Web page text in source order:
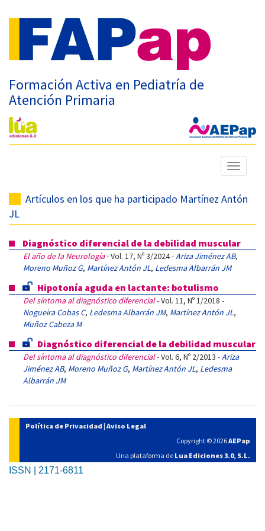
Formación Activa en Pediatría de
Atención Primaria
Mostrar
menú
Artículos en los que ha participado Martínez Antón
JL
Diagnóstico diferencial de la debilidad muscular
El año de la Neurología- Vol. 17, Nº 3/2024 -Ariza Jiménez AB,
Moreno Muñoz G, Martínez Antón JL, Ledesma Albarrán JM
Hipotonía aguda en lactante: botulismo
Del síntoma al diagnóstico diferencial- Vol. 11, Nº 1/2018 -
Nogueira Cobas C, Ledesma Albarrán JM, Martínez Antón JL,
Muñoz Cabeza M
Diagnóstico diferencial de la debilidad muscular
Del síntoma al diagnóstico diferencial- Vol. 6, Nº 2/2013 -Ariza
Jiménez AB, Moreno Muñoz G, Martínez Antón JL, Ledesma
Albarrán JM
Política de Privacidad | Aviso Legal
Copyright © 2026AEPap
Una plataforma de Lua Ediciones 3.0, S.L.
ISSN | 2171-6811